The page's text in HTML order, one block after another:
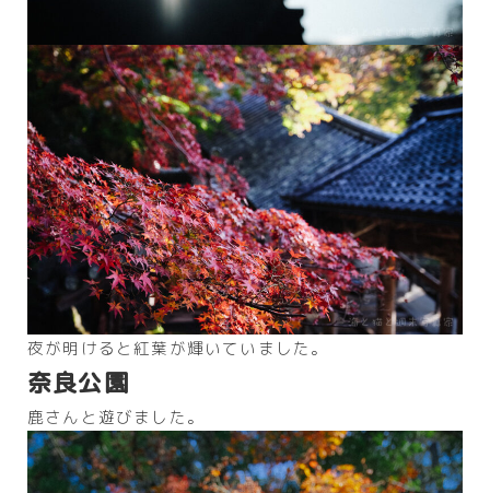
夜が明けると紅葉が輝いていました。
奈良公園
鹿さんと遊びました。